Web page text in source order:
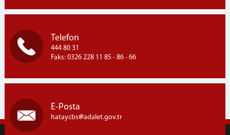
Telefon
444 80 31
Faks: 0326 228 11 85 - 86 - 66
E-Posta
hataycbs adalet.gov.tr